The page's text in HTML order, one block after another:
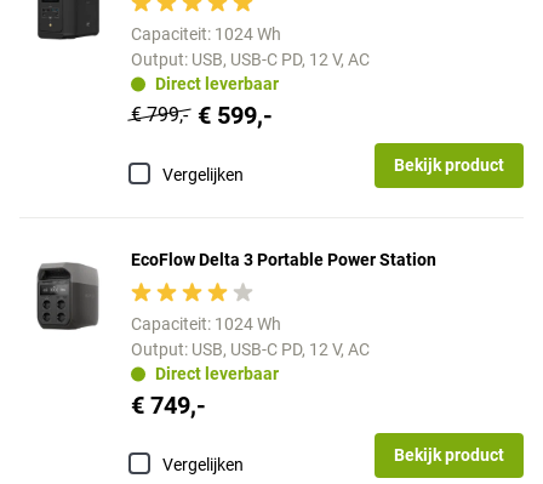
Capaciteit: 1024 Wh
Output: USB, USB-C PD, 12 V, AC
Direct leverbaar
€ 799,- € 599,-
Vergelijken Bekijk product
EcoFlow Delta 3 Portable Power Station
Capaciteit: 1024 Wh
Output: USB, USB-C PD, 12 V, AC
Direct leverbaar
€ 749,-
Vergelijken Bekijk product